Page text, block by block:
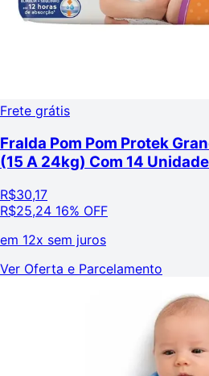
Frete grátis
Fralda Pom Pom Protek
(15 A 24kg) Com 14
R$30,17
R$25,24 16% OFF
em 12x sem juros
Ver Oferta e Parcelamento